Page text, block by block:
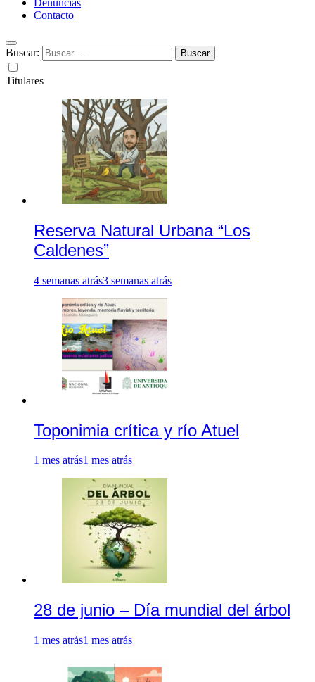
Contacto
Buscar:
Titulares
Reserva Natural Urbana “Los
Caldenes”
4 semanas atrás3 semanas atrás
Toponimia crítica y río Atuel
1 mes atrás1 mes atrás
28 de junio – Día mundial del árbol
1 mes atrás1 mes atrás